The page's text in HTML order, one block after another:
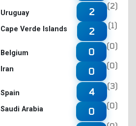
Uruguay
Cape Verde Islands
2
(2)
2
(1)
Belgium
Iran
0
(0)
0
(0)
Spain
Saudi Arabia
4
(3)
0
(0)